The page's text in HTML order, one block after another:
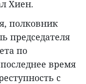
Хиен.
полковник
председателя
по
время
с